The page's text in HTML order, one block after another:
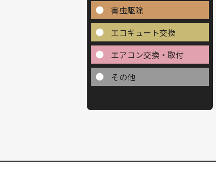
害虫駆除
エコキュート交換
エアコン交換・取付
その他